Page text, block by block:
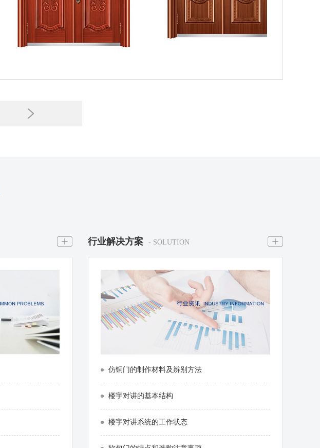
行业解决方案 - SOLUTION
仿铜门的制作材料及辨别方法
楼宇对讲的基本结构
楼宇对讲系统的工作状态